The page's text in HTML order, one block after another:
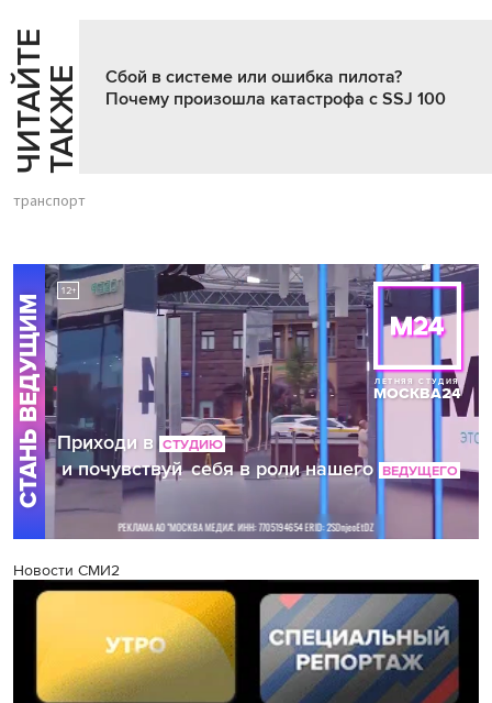
Ч
И
Т
АЙ
Т
Е
Т
А
К
ЖЕ
Сбой в системе или ошибка пилота?
Почему произошла катастрофа с SSJ 100
транспорт
Новости СМИ2